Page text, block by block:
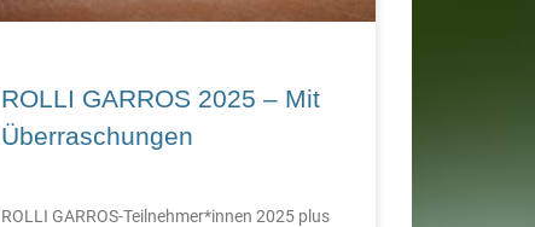
ROLLI GARROS 2025 – Mit
Überraschungen
ROLLI GARROS-Teilnehmer*innen 2025 plus